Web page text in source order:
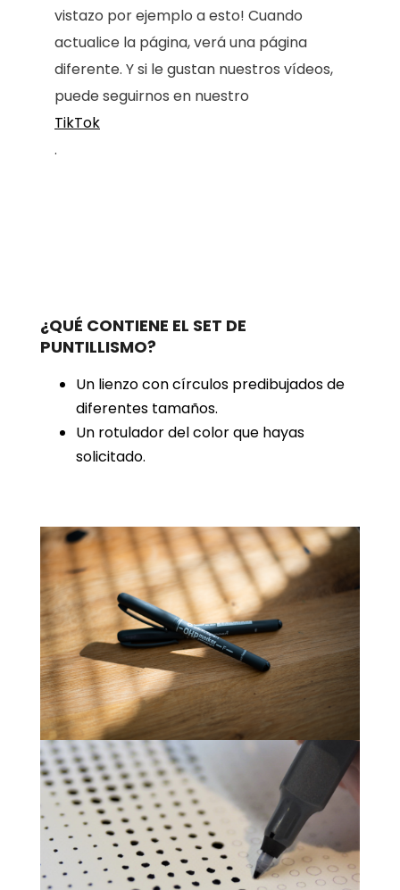
vistazo por ejemplo a esto! Cuando
actualice la página, verá una página
diferente. Y si le gustan nuestros vídeos,
puede seguirnos en nuestro
TikTok
.
¿QUÉ CONTIENE EL SET DE
PUNTILLISMO?
Un lienzo con círculos predibujados de
diferentes tamaños.
Un rotulador del color que hayas
solicitado.